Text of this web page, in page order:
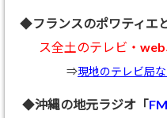
◆フランスのポワティエ
ス全土のテレビ・web
⇒現地のテレビ局
◆沖縄の地元ラジオ「